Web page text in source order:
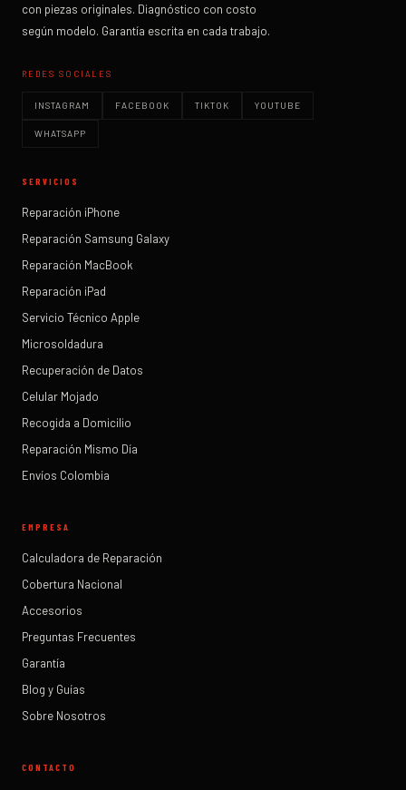
con piezas originales. Diagnóstico con costo
según modelo. Garantía escrita en cada trabajo.
REDES SOCIALES
INSTAGRAM FACEBOOK TIKTOK YOUTUBE
WHATSAPP
SERVICIOS
Reparación iPhone
Reparación Samsung Galaxy
Reparación MacBook
Reparación iPad
Servicio Técnico Apple
Microsoldadura
Recuperación de Datos
Celular Mojado
Recogida a Domicilio
Reparación Mismo Día
Envíos Colombia
EMPRESA
Calculadora de Reparación
Cobertura Nacional
Accesorios
Preguntas Frecuentes
Garantía
Blog y Guías
Sobre Nosotros
CONTACTO